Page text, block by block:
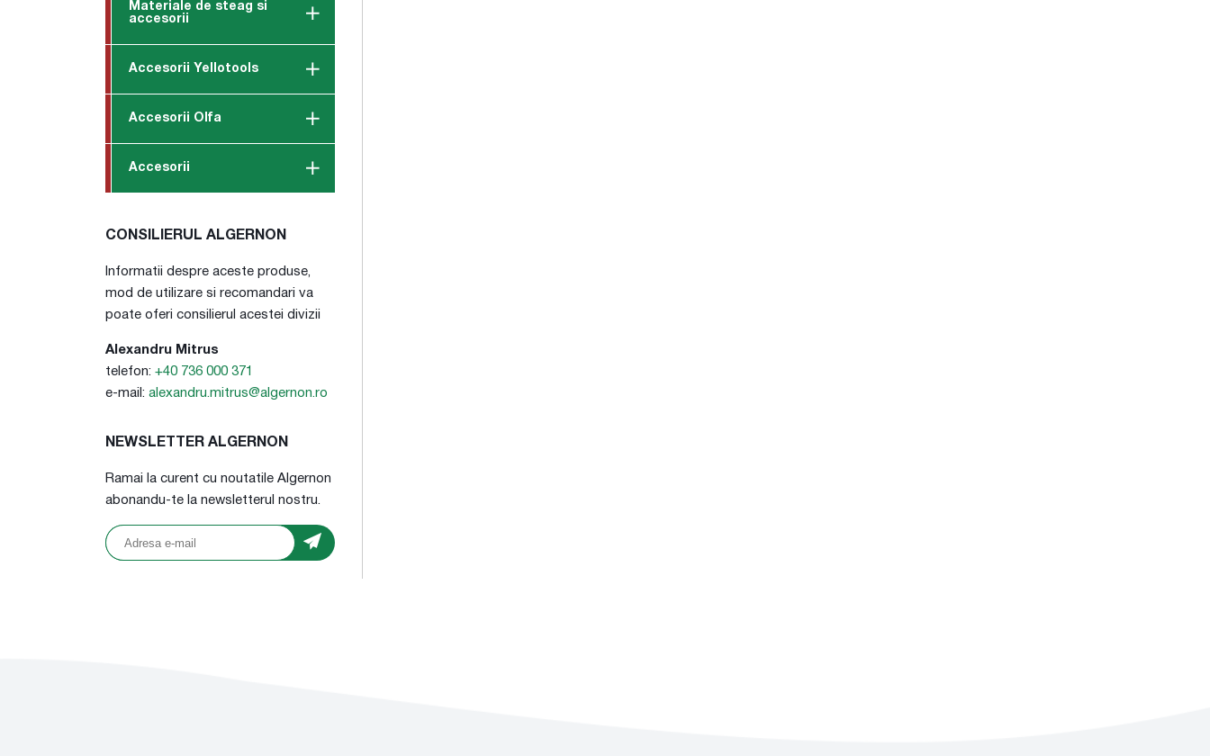
Materiale de steag si
accesorii
Accesorii Yellotools
Accesorii Olfa
Accesorii
CONSILIERUL ALGERNON
Informatii despre aceste produse,
mod de utilizare si recomandari va
poate oferi consilierul acestei divizii
Alexandru Mitrus
telefon: +40 736 000 371
e-mail: alexandru.mitrus@algernon.ro
NEWSLETTER ALGERNON
Ramai la curent cu noutatile Algernon
abonandu-te la newsletterul nostru.